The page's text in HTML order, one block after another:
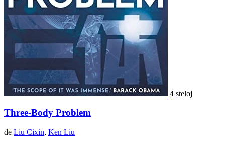
4 steloj
Three-Body Problem
de Liu Cixin, Ken Liu